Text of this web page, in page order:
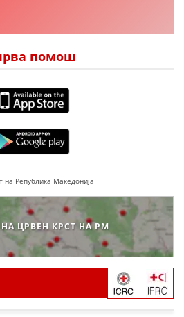
помош
на Република Македонија
ЦРВЕН КРСТ НА РМ